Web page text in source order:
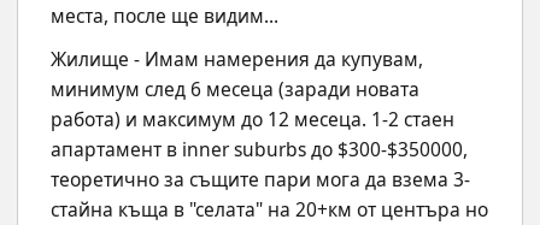
места, после ще видим...
Жилище - Имам намерения да купувам,
минимум след 6 месеца (заради новата
работа) и максимум до 12 месеца. 1-2 стаен
апартамент в inner suburbs до $300-$350000,
теоретично за същите пари мога да взема 3-
стайна къща в "селата" на 20+км от центъра но